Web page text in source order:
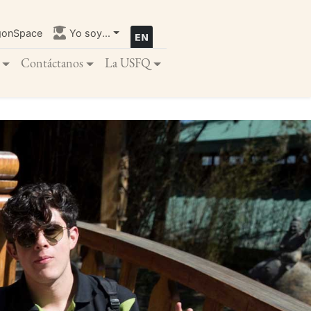
Yo soy...
Contáctanos La USFQ